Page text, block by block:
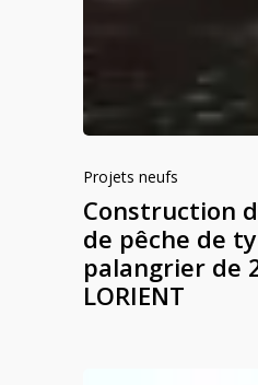
Projets neufs
Construction
de pêche de
palangrier de
LORIENT